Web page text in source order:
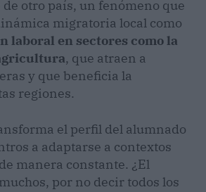
otro país, un fenómeno que
migratoria local como
laboral en sectores como la
, que atraen a
y que beneficia la
regiones.
el perfil del alumnado
a adaptarse a contextos
manera constante. ¿El
por no decir todos los